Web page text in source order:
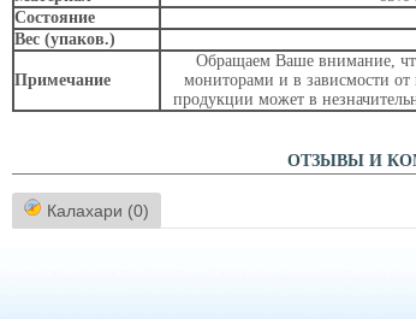
Состояние
Вес (упаков.)
Примечание
Обращаем Ваше внимание,
мониторами и в зависмости от
продукции может в
ОТЗЫВЫ И
Калахари (0)